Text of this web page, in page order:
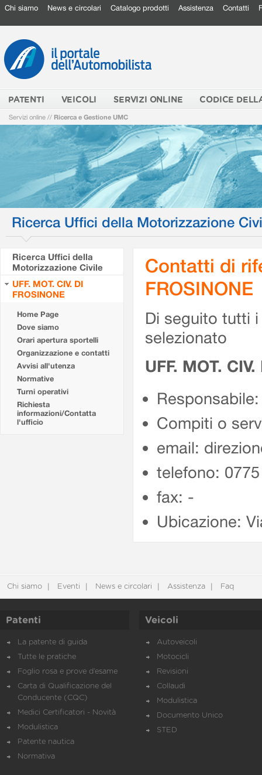
Chi siamo News e circolari Catalogo prodotti Assistenza Contatti
PATENTI VEICOLI SERVIZI ONLINE CODICE
Servizi online // Ricerca e Gestione UMC
Ricerca Uffici della Motorizzazione
Ricerca Uffici della
Motorizzazione Civile
UFF. MOT. CIV. DI
FROSINONE
Home Page
Dove siamo
Orari apertura sportelli
Organizzazione e contatti
Avvisi all'utenza
Normative
Turni operativi
Richiesta
informazioni/Contatta
l'ufficio
Contatti di
FROSINONE
Di seguito tutti
selezionato
UFF. MOT.
Compiti o
email:
telefono:
fax: -
Ubicazione:
Chi siamo Eventi News e circolari Assistenza Faq
Patenti
La patente di guida
Tutte le pratiche
Foglio rosa e prove d’esame
Carta di Qualificazione del
Conducente (CQC)
Medici Certificatori - Novità
Modulistica
Patente nautica
Normativa
Veicoli
Autoveicoli
Motocicli
Revisioni
Collaudi
Modulistica
Documento Unico
STED